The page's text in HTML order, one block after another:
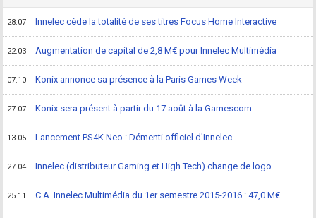
28.07 Innelec cède la totalité de ses titres Focus Home Interactive
22.03 Augmentation de capital de 2,8 M€ pour Innelec Multimédia
07.10 Konix annonce sa présence à la Paris Games Week
27.07 Konix sera présent à partir du 17 août à la Gamescom
13.05 Lancement PS4K Neo : Démenti officiel d'Innelec
27.04 Innelec (distributeur Gaming et High Tech) change de logo
25.11 C.A. Innelec Multimédia du 1er semestre 2015-2016 : 47,0 M€